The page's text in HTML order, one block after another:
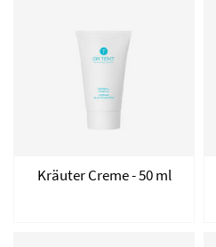
Kräuter Creme - 50 ml